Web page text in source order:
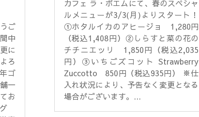
ご
中
に
ろ
ゴ
一
お
カフェ ラ・ボエムにて、春のスペシャ
ルメニューが3/3(月)よりスタート！
①ホタルイカのアヒージョ 1,280円
（税込1,408円）②しらすと菜の花の
チチニエッリ 1,850円（税込2,035
円）③いちごズコット Strawberry
Zuccotto 850円（税込935円） ※仕
入れ状況により、予告なく変更となる
場合がございます。...